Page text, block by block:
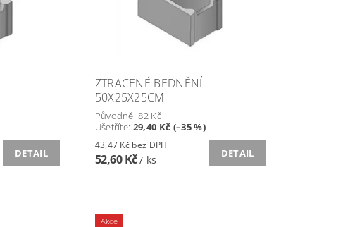
DETAIL
ZTRACENÉ BEDNĚNÍ
50X25X25CM
Původně:82 Kč
Ušetříte: 29,40 Kč (–35 %)
43,47 Kč bez DPH
52,60 Kč/ ks
DETAIL
Akce